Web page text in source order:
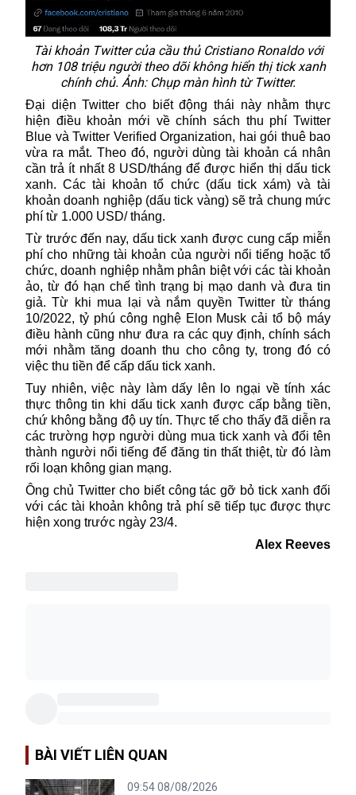
Tài khoản Twitter của cầu thủ Cristiano Ronaldo với
hơn 108 triệu người theo dõi không hiển thị tick xanh
chính chủ. Ảnh: Chụp màn hình từ Twitter.
Đại diện Twitter cho biết động thái này nhằm thực
hiện điều khoản mới về chính sách thu phí Twitter
Blue và Twitter Verified Organization, hai gói thuê bao
vừa ra mắt. Theo đó, người dùng tài khoản cá nhân
cần trả ít nhất 8 USD/tháng để được hiển thị dấu tick
xanh. Các tài khoản tổ chức (dấu tick xám) và tài
khoản doanh nghiệp (dấu tick vàng) sẽ trả chung mức
phí từ 1.000 USD/ tháng.
Từ trước đến nay, dấu tick xanh được cung cấp miễn
phí cho những tài khoản của người nổi tiếng hoặc tổ
chức, doanh nghiệp nhằm phân biệt với các tài khoản
ảo, từ đó hạn chế tình trạng bị mạo danh và đưa tin
giả. Từ khi mua lại và nắm quyền Twitter từ tháng
10/2022, tỷ phú công nghệ Elon Musk cải tổ bộ máy
điều hành cũng như đưa ra các quy định, chính sách
mới nhằm tăng doanh thu cho công ty, trong đó có
việc thu tiền để cấp dấu tick xanh.
Tuy nhiên, việc này làm dấy lên lo ngại về tính xác
thực thông tin khi dấu tick xanh được cấp bằng tiền,
chứ không bằng độ uy tín. Thực tế cho thấy đã diễn ra
các trường hợp người dùng mua tick xanh và đổi tên
thành người nổi tiếng để đăng tin thất thiệt, từ đó làm
rối loạn không gian mạng.
Ông chủ Twittercho biết công tác gỡ bỏ tick xanh đối
với các tài khoản không trả phí sẽ tiếp tục được thực
hiện xong trước ngày 23/4.
Alex Reeves
BÀI VIẾT LIÊN QUAN
09:54 08/08/2026